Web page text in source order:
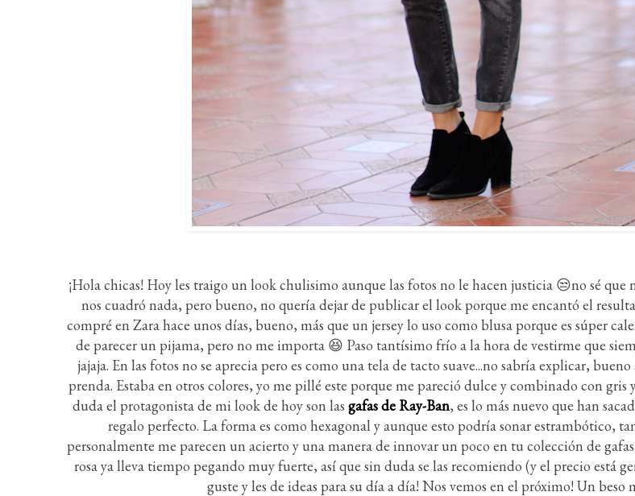
¡Hola chicas! Hoy les traigo un look chulisimo aunque las fotos no le hacen justicia 😒no sé que
nos cuadró nada, pero bueno, no quería dejar de publicar el look porque me encantó el
compré en Zara hace unos días, bueno, más que un jersey lo uso como blusa porque es súper
de parecer un pijama, pero no me importa 😆 Paso tantísimo frío a la hora de vestirme que
jajaja. En las fotos no se aprecia pero es como una tela de tacto suave...no sabría explicar,
prenda. Estaba en otros colores, yo me pillé este porque me pareció dulce y combinado con
duda el protagonista de mi look de hoy son las gafas de Ray-Ban, es lo más nuevo que han
regalo perfecto. La forma es como hexagonal y aunque esto podría sonar estrambótico,
personalmente me parecen un acierto y una manera de innovar un poco en tu colección de
rosa ya lleva tiempo pegando muy fuerte, así que sin duda se las recomiendo (y el precio está
guste y les de ideas para su día a día! Nos vemos en el próximo! Un beso